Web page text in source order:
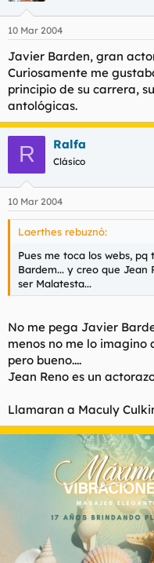
10 Mar 2004
Javier Barden, gran
Curiosamente me
principio de su carrera,
antológicas.
R Ralfa
Clásico
10 Mar 2004
Laerthes rebuznó:
Pues me toca los webs,
Bardem... y creo que Jean
ser Malatesta...
No me pega Javier
menos no me lo imagino
pero bueno....
Jean Reno es un
Llamaran a Maculy